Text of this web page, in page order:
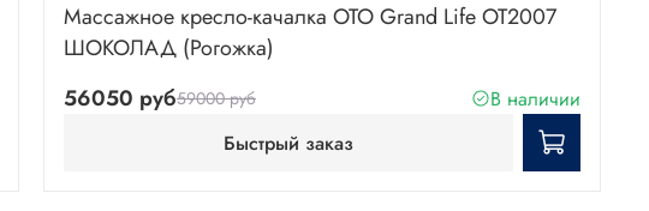
Массажное кресло-качалка OTO Grand Life OT2007
ШОКОЛАД (Рогожка)
56050 руб59000 руб
В наличии
Быстрый заказ